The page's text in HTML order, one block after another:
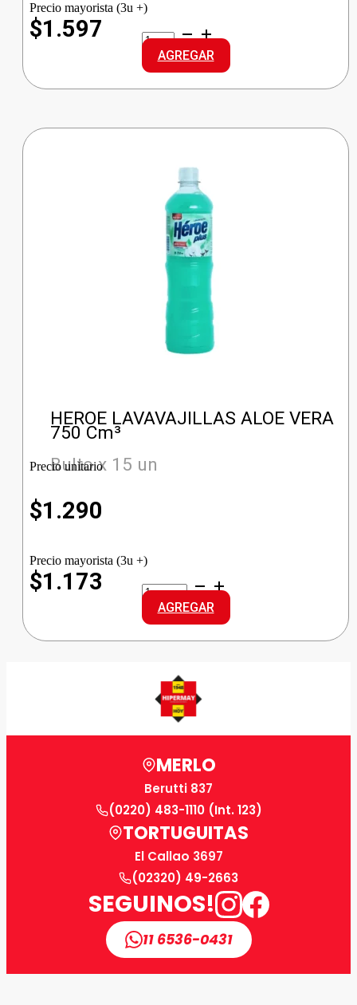
Precio mayorista (3u +)
$1.597
GLADE
CANASTA
SOLIDA
REPUESTO
cantidad
AGREGAR
HEROE LAVAVAJILLAS ALOE VERA
750 Cm³
Bulto x 15 un
Precio unitario
$1.290
Precio mayorista (3u +)
$1.173
HEROE
LAVAVAJILLAS
ALOE
VERA
cantidad
AGREGAR
MERLO
Berutti 837
(0220) 483-1110 (Int. 123)
TORTUGUITAS
El Callao 3697
(02320) 49-2663
SEGUINOS!
11 6536-0431